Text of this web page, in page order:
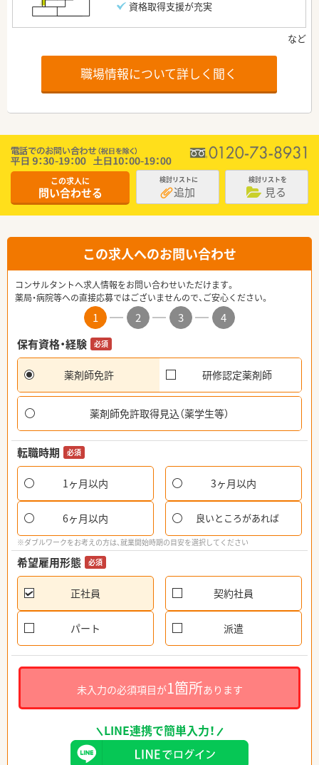
資格取得支援が充実
職場情報について詳しく聞く
この求人に
問い合わせる
検討リストに
追加
検討リストを
見る
この求人へのお問い合わせ
コンサルタントへ求人情報をお問い合わせいただけます。
薬局・病院等への直接応募ではございませんので、ご安心ください。
1 2 3
4
保有資格・経験
必須
薬剤師免許 研修認定薬剤師
薬剤師免許取得見込（薬学生等）
転職時期 必須
1ヶ月以内 3ヶ月以内
6ヶ月以内 良いところがあれば
※ダブルワークをお考えの方は、就業開始時期の目安を選択してください
希望雇用形態 必須
正社員 契約社員
パート 派遣
未入力の必須項目が1箇所あります
LINE連携で簡単入力！